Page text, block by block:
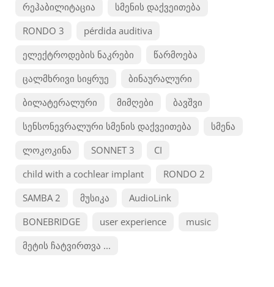
რეჰაბილიტაცია
სმენის დაქვეითება
RONDO 3
pérdida auditiva
ელექტროდების ნაკრები
წარმოება
ცალმხრივი სიყრუე
ბინაურალური
ბილატერალური
მიმღები
ბავშვი
სენსონევრალური სმენის დაქვეითება
სმენა
ლოკოკინა
SONNET 3
CI
child with a cochlear implant
RONDO 2
SAMBA 2
მუსიკა
AudioLink
BONEBRIDGE
user experience
music
მეტის ჩატვირთვა ...